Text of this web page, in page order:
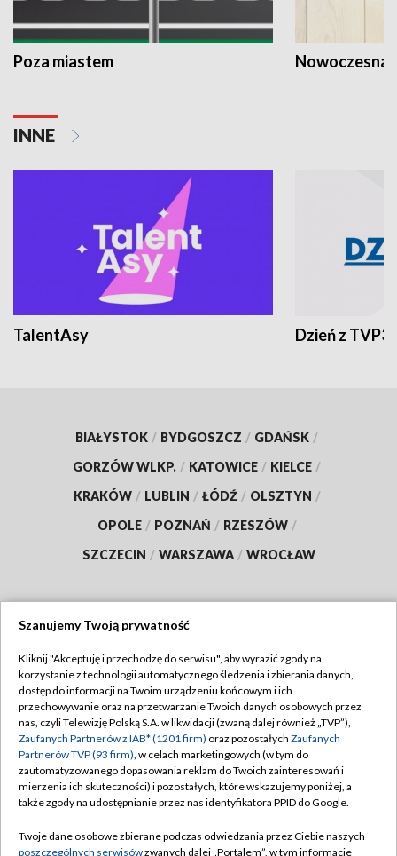
Poza miastem Nowoczesna
INNE
TalentAsy Dzień z TVP3
BIAŁYSTOK / BYDGOSZCZ / GDAŃSK /
GORZÓW WLKP. / KATOWICE / KIELCE /
KRAKÓW / LUBLIN / ŁÓDŹ / OLSZTYN /
OPOLE / POZNAŃ / RZESZÓW /
SZCZECIN / WARSZAWA / WROCŁAW
TVP
Abonament TVP
Emisja w TVP
Centrum informacji TVP
Naziemna Telewizja Cyfrowa
Rada Programowa
Regulamin TVP
Polityka prywatności
Moje zgody
Pomoc
Szanujemy Twoją prywatność
Kliknij "Akceptuję i przechodzę do serwisu", aby wyrazić zgody na
korzystanie z technologii automatycznego śledzenia i zbierania danych,
dostęp do informacji na Twoim urządzeniu końcowym i ich
przechowywanie oraz na przetwarzanie Twoich danych osobowych przez
nas, czyli Telewizję Polską S.A. w likwidacji (zwaną dalej również „TVP”),
Zaufanych Partnerów z IAB* (1201 firm) oraz pozostałych Zaufanych
Partnerów TVP (93 firm), w celach marketingowych (w tym do
zautomatyzowanego dopasowania reklam do Twoich zainteresowań i
mierzenia ich skuteczności) i pozostałych, które wskazujemy poniżej, a
także zgody na udostępnianie przez nas identyfikatora PPID do Google.
Twoje dane osobowe zbierane podczas odwiedzania przez Ciebie naszych
poszczególnych serwisówzwanych dalej „Portalem”, w tym informacje